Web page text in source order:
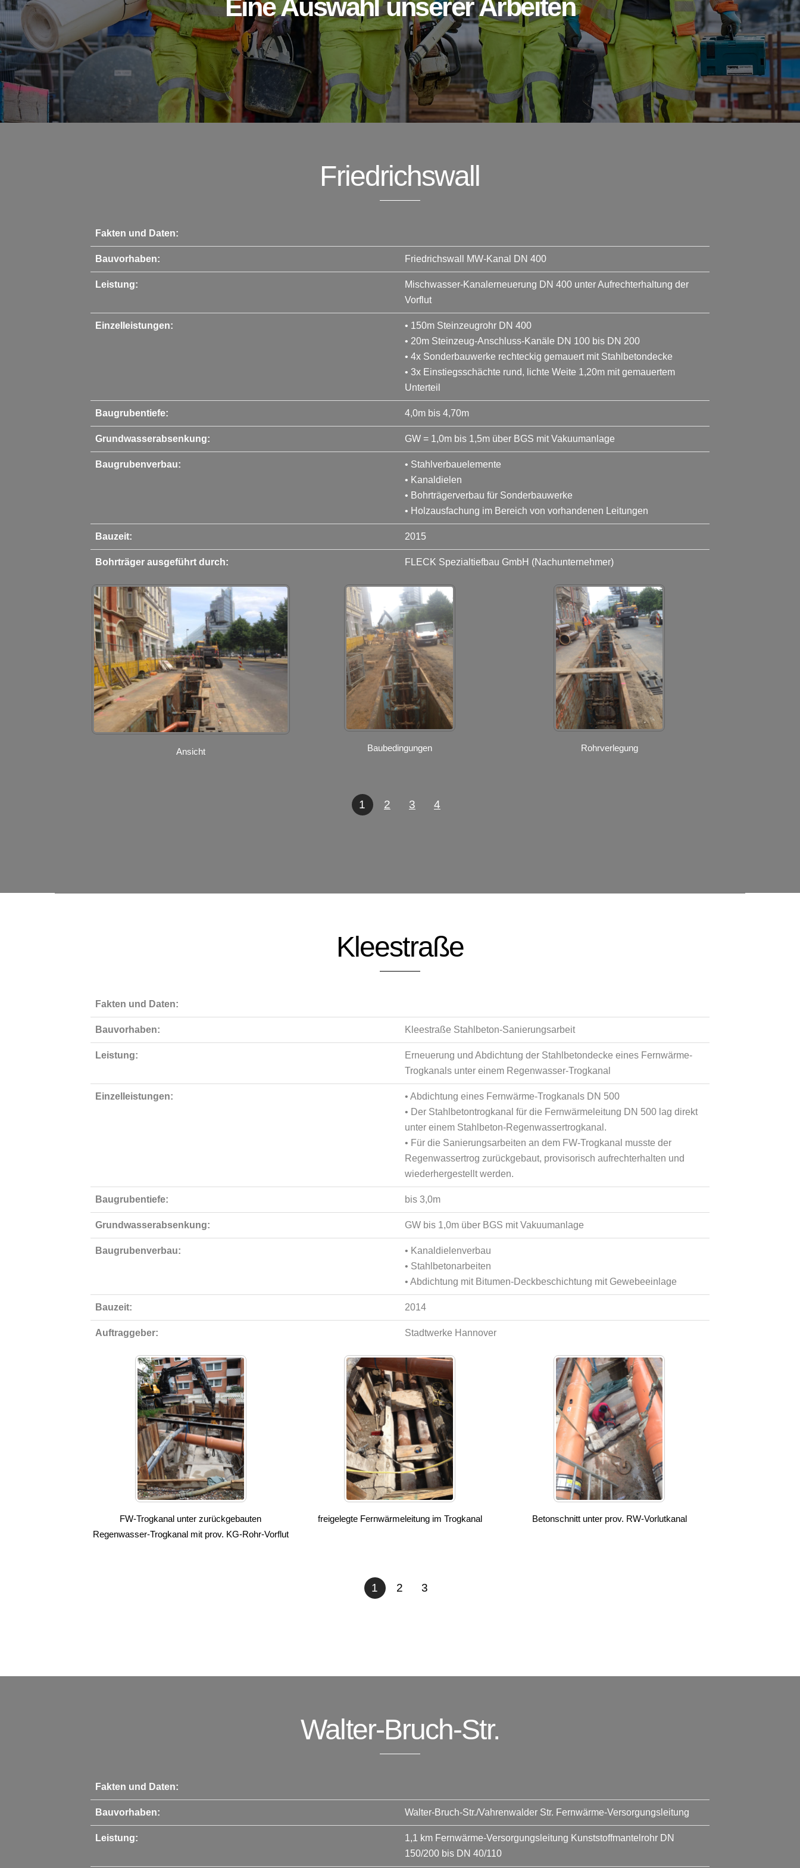
Eine Auswahl unserer Arbeiten
Friedrichswall
Fakten und Daten:
Bauvorhaben: Friedrichswall MW-Kanal DN 400
Leistung:
Mischwasser-Kanalerneuerung DN 400 unter Aufrechterhaltung der
Vorflut
Einzelleistungen:
• 150m Steinzeugrohr DN 400
• 20m Steinzeug-Anschluss-Kanäle DN 100 bis DN 200
• 4x Sonderbauwerke rechteckig gemauert mit Stahlbetondecke
• 3x Einstiegsschächte rund, lichte Weite 1,20m mit gemauertem
Unterteil
Baugrubentiefe: 4,0m bis 4,70m
Grundwasserabsenkung: GW = 1,0m bis 1,5m über BGS mit Vakuumanlage
Baugrubenverbau:
• Stahlverbauelemente
• Kanaldielen
• Bohrträgerverbau für Sonderbauwerke
• Holzausfachung im Bereich von vorhandenen Leitungen
Bauzeit: 2015
Bohrträger ausgeführt durch: FLECK Spezialtiefbau GmbH (Nachunternehmer)
Ansicht Baubedingungen Rohrverlegung
1 2 3 4
Kleestraße
Fakten und Daten:
Bauvorhaben: Kleestraße Stahlbeton-Sanierungsarbeit
Leistung:
Erneuerung und Abdichtung der Stahlbetondecke eines Fernwärme-
Trogkanals unter einem Regenwasser-Trogkanal
Einzelleistungen:
• Abdichtung eines Fernwärme-Trogkanals DN 500
• Der Stahlbetontrogkanal für die Fernwärmeleitung DN 500 lag direkt
unter einem Stahlbeton-Regenwassertrogkanal.
• Für die Sanierungsarbeiten an dem FW-Trogkanal musste der
Regenwassertrog zurückgebaut, provisorisch aufrechterhalten und
wiederhergestellt werden.
Baugrubentiefe: bis 3,0m
Grundwasserabsenkung: GW bis 1,0m über BGS mit Vakuumanlage
Baugrubenverbau:
• Kanaldielenverbau
• Stahlbetonarbeiten
• Abdichtung mit Bitumen-Deckbeschichtung mit Gewebeeinlage
Bauzeit: 2014
Auftraggeber: Stadtwerke Hannover
FW-Trogkanal unter zurückgebauten
Regenwasser-Trogkanal mit prov. KG-Rohr-Vorflut
freigelegte Fernwärmeleitung im Trogkanal Betonschnitt unter prov. RW-Vorlutkanal
1 2 3
Walter-Bruch-Str.
Fakten und Daten:
Bauvorhaben: Walter-Bruch-Str./Vahrenwalder Str. Fernwärme-Versorgungsleitung
Leistung:
1,1 km Fernwärme-Versorgungsleitung Kunststoffmantelrohr DN
150/200 bis DN 40/110